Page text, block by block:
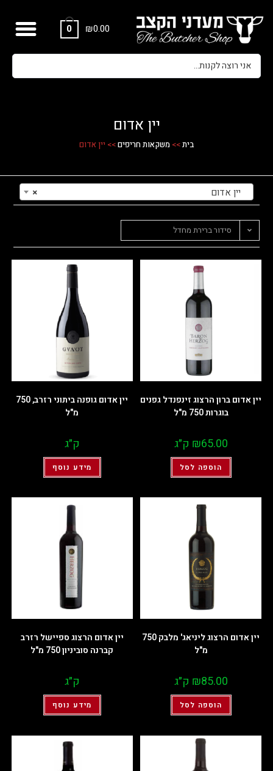
₪0.00
0
יין אדום
בית>> משקאות חריפים>> יין אדום
× יין אדום
סידור ברירת מחדל
יין אדום ברון הרצוג זינפנדל גפנים
בוגרות 750 מ"ל
₪65.00 ק״ג
הוספה לסל
יין אדום גופנה ביתוני רזרב, 750
מ"ל
ק״ג
מידע נוסף
יין אדום הרצוג ליניאג' מלבק 750
מ"ל
₪85.00 ק״ג
הוספה לסל
יין אדום הרצוג ספיישל רזרב
קברנה סוביניון 750 מ"ל
ק״ג
מידע נוסף